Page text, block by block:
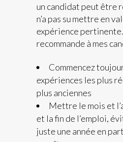
un candidat peut être
n’a pas su mettre en
expérience
recommande à mes
Commencez
expériences les plus
plus anciennes
Mettre le mois et
et la fin de l’emploi,
juste une année en